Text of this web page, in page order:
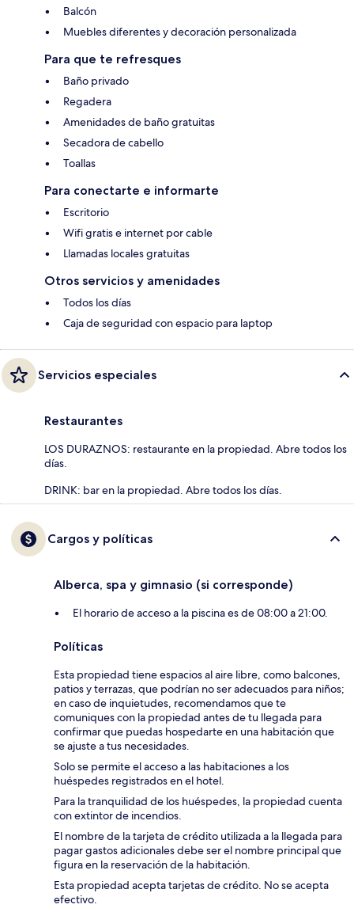
Balcón
Muebles diferentes y decoración personalizada
Para que te refresques
Baño privado
Regadera
Amenidades de baño gratuitas
Secadora de cabello
Toallas
Para conectarte e informarte
Escritorio
Wifi gratis e internet por cable
Llamadas locales gratuitas
Otros servicios y amenidades
Todos los días
Caja de seguridad con espacio para laptop
Servicios especiales
Restaurantes
LOS DURAZNOS: restaurante en la propiedad. Abre todos los
días.
DRINK: bar en la propiedad. Abre todos los días.
Cargos y políticas
Alberca, spa y gimnasio (si corresponde)
El horario de acceso a la piscina es de 08:00 a 21:00.
Políticas
Esta propiedad tiene espacios al aire libre, como balcones,
patios y terrazas, que podrían no ser adecuados para niños;
en caso de inquietudes, recomendamos que te
comuniques con la propiedad antes de tu llegada para
confirmar que puedas hospedarte en una habitación que
se ajuste a tus necesidades.
Solo se permite el acceso a las habitaciones a los
huéspedes registrados en el hotel.
Para la tranquilidad de los huéspedes, la propiedad cuenta
con extintor de incendios.
El nombre de la tarjeta de crédito utilizada a la llegada para
pagar gastos adicionales debe ser el nombre principal que
figura en la reservación de la habitación.
Esta propiedad acepta tarjetas de crédito. No se acepta
efectivo.